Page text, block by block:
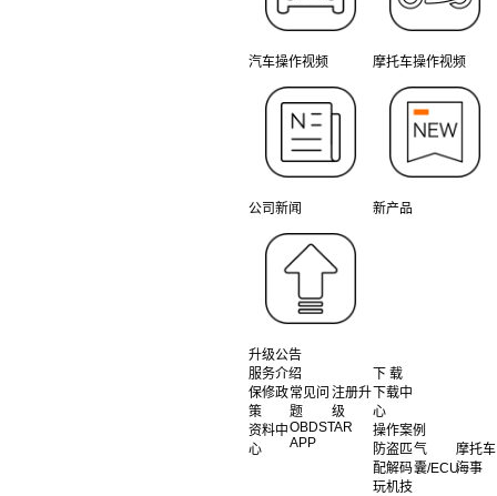
汽车操作视频 摩托车操作视频
公司新闻 新产品
升级公告
服务介绍
保修政
策
常见问
题
注册升
级
资料中
心
OBDSTAR
APP
下 载
下载中
心
操作案例
防盗匹
配解码
气
囊/ECU
摩托车
海事
玩机技